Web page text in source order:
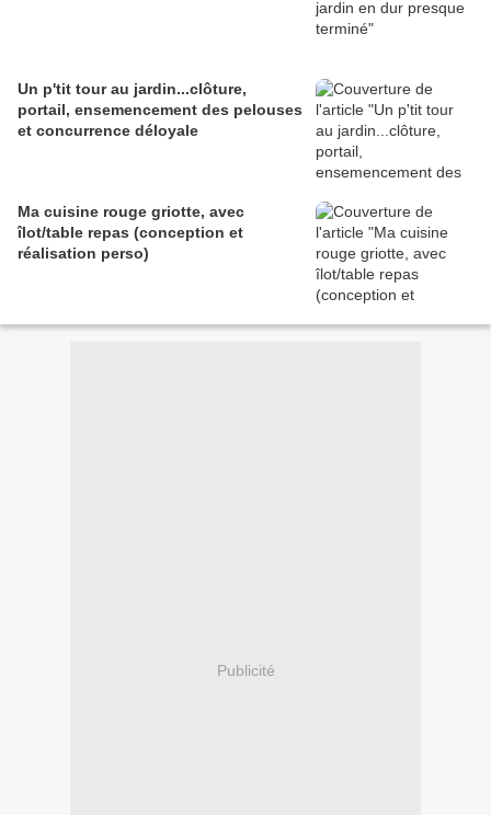
Un p'tit tour au jardin...clôture,
portail, ensemencement des pelouses
et concurrence déloyale
Ma cuisine rouge griotte, avec
îlot/table repas (conception et
réalisation perso)
Publicité